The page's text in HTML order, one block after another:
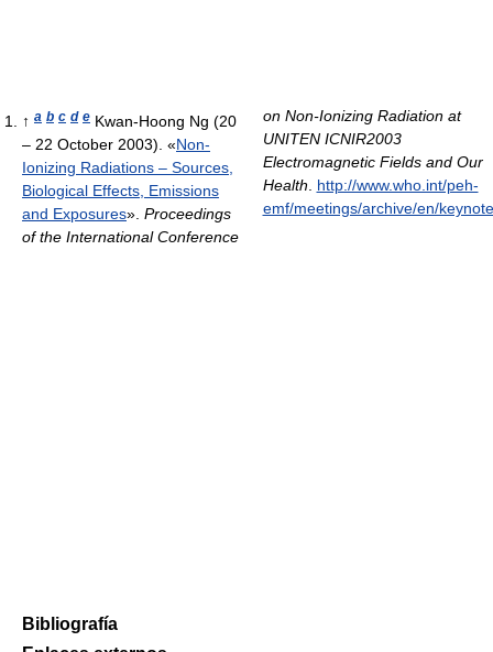
↑ a b c d e Kwan-Hoong Ng (20
– 22 October 2003). «Non-
Ionizing Radiations – Sources,
Biological Effects, Emissions
and Exposures». Proceedings
of the International Conference
on Non-Ionizing Radiation at
UNITEN ICNIR2003
Electromagnetic Fields and Our
Health
http://www.who.int/peh-
emf/meetings/archive/en/
Bibliografía